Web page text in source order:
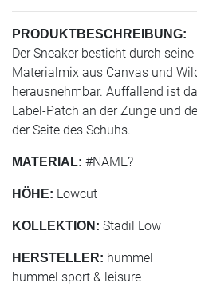
PRODUKTBESCHREIBUNG:
Der Sneaker besticht durch
Materialmix aus Canvas und
herausnehmbar. Auffallend ist
Label-Patch an der Zunge und
der Seite des Schuhs.
MATERIAL: #NAME?
HÖHE: Lowcut
KOLLEKTION: Stadil Low
HERSTELLER: hummel
hummel sport & leisure